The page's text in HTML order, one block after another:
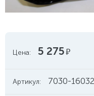
Цена: 5 275руб.
Артикул: 7030-